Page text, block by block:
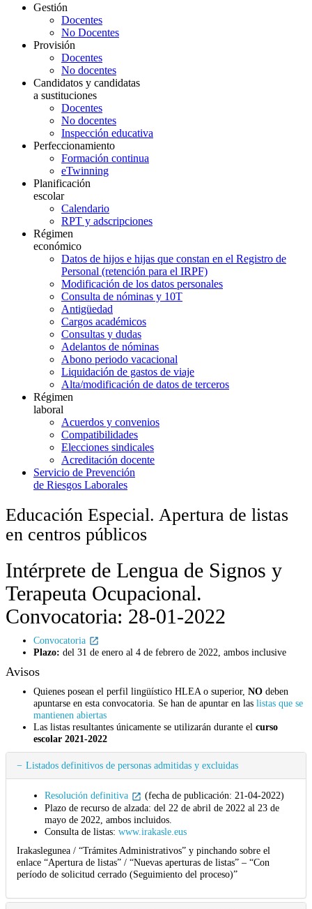
Gestión
Docentes
No Docentes
Provisión
Docentes
No docentes
Candidatos y candidatas
a sustituciones
Docentes
No docentes
Inspección educativa
Perfeccionamiento
Formación continua
eTwinning
Planificación
escolar
Calendario
RPT y adscripciones
Régimen
económico
Datos de hijos e hijas que constan en el Registro de
Personal (retención para el IRPF)
Modificación de los datos personales
Consulta de nóminas y 10T
Antigüedad
Cargos académicos
Consultas y dudas
Adelantos de nóminas
Abono periodo vacacional
Liquidación de gastos de viaje
Alta/modificación de datos de terceros
Régimen
laboral
Acuerdos y convenios
Compatibilidades
Elecciones sindicales
Acreditación docente
Servicio de Prevención
de Riesgos Laborales
Educación Especial. Apertura de listas
en centros públicos
Intérprete de Lengua de Signos y
Terapeuta Ocupacional.
Convocatoria: 28-01-2022
Convocatoria
Plazo: del 31 de enero al 4 de febrero de 2022, ambos inclusive
Avisos
Quienes posean el perfil lingüístico HLEA o superior, NO deben
apuntarse en esta convocatoria. Se han de apuntar en las listas que se
mantienen abiertas
Las listas resultantes únicamente se utilizarán durante el curso
escolar 2021-2022
Listados definitivos de personas admitidas y excluidas
Resolución definitiva
(fecha de publicación: 21-04-2022)
Plazo de recurso de alzada: del 22 de abril de 2022 al 23 de
mayo de 2022, ambos incluidos.
Consulta de listas: www.irakasle.eus
Irakaslegunea / “Trámites Administrativos” y pinchando sobre el
enlace “Apertura de listas” / “Nuevas aperturas de listas” – “Con
período de solicitud cerrado (Seguimiento del proceso)”